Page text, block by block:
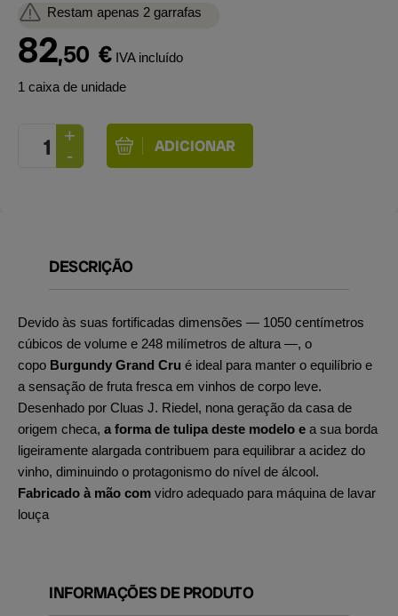
Restam apenas 2 garrafas
82,50 € IVA incluído
1 caixa de unidade
DESCRIÇÃO
Devido às suas fortificadas dimensões — 1050 centímetros
cúbicos de volume e 248 milímetros de altura —, o
copo Burgundy Grand Cru é ideal para manter o equilíbrio e
a sensação de fruta fresca em vinhos de corpo leve.
Desenhado por Cluas J. Riedel, nona geração da casa de
origem checa, a forma de tulipa deste modelo e a sua borda
ligeiramente alargada contribuem para equilibrar a acidez do
vinho, diminuindo o protagonismo do nível de álcool.
Fabricado à mão com vidro adequado para máquina de lavar
louça
INFORMAÇÕES DE PRODUTO